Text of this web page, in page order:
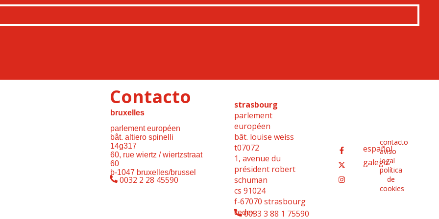
Contacto
bruxelles
parlement européen
bât. altiero spinelli
14g317
60, rue wiertz / wiertzstraat
60
b-1047 bruxelles/brussel
0032 2 28 45590
strasbourg
parlement
européen
bât. louise weiss
t07072
1, avenue du
président robert
schuman
cs 91024
f-67070 strasbourg
cedex0033 3 88 1 75590
español
galego
contacto
aviso
legal
política
de
cookies